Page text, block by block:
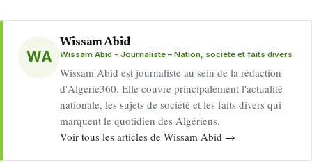
WA
Wissam Abid
Wissam Abid - Journaliste – Nation, société et faits divers
Wissam Abid est journaliste au sein de la rédaction
d'Algerie360. Elle couvre principalement l'actualité
nationale, les sujets de société et les faits divers qui
marquent le quotidien des Algériens.
Voir tous les articles de Wissam Abid →